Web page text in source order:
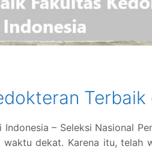
Terbaik
– Seleksi Nasional
dekat. Karena itu, telah